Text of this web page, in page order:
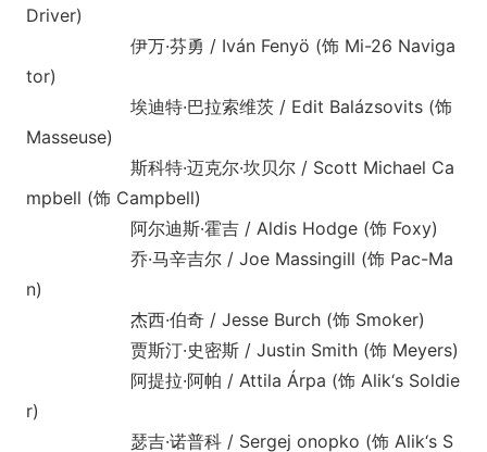
Driver)
伊万·芬勇 / Iván Fenyö (饰 Mi-26 Naviga
tor)
埃迪特·巴拉索维茨 / Edit Balázsovits (饰
Masseuse)
斯科特·迈克尔·坎贝尔 / Scott Michael Ca
mpbell (饰 Campbell)
阿尔迪斯·霍吉 / Aldis Hodge (饰 Foxy)
乔·马辛吉尔 / Joe Massingill (饰 Pac-Ma
n)
杰西·伯奇 / Jesse Burch (饰 Smoker)
贾斯汀·史密斯 / Justin Smith (饰 Meyers)
阿提拉·阿帕 / Attila Árpa (饰 Alik‘s Soldie
r)
瑟吉·诺普科 / Sergej onopko (饰 Alik‘s S